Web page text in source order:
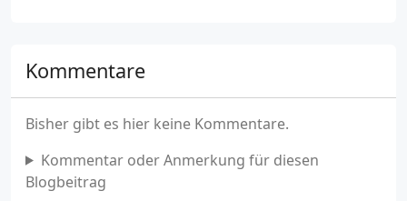
Kommentare
Bisher gibt es hier keine Kommentare.
Kommentar oder Anmerkung für diesen
Blogbeitrag